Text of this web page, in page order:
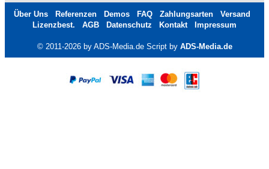
Über Uns Referenzen Demos FAQ Zahlungsarten
Versand
Lizenzbest.
AGB Datenschutz Kontakt Impressum
© 2011-2026 by ADS-Media.de Script by ADS-Media.de